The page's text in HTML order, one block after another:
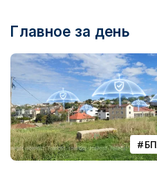
Главное за день